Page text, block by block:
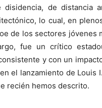
disidencia, de distancia
lo cual, en
de los sectores jóvenes
fue un crítico
y con un
el lanzamiento de Louis
recién hemos descrito.